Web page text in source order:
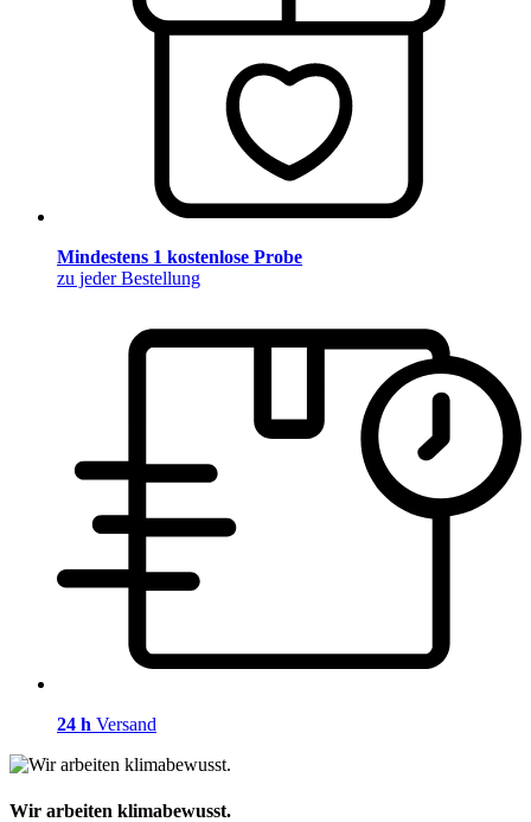
Mindestens 1 kostenlose Probe
zu jeder Bestellung
24 h Versand
Wir arbeiten klimabewusst.